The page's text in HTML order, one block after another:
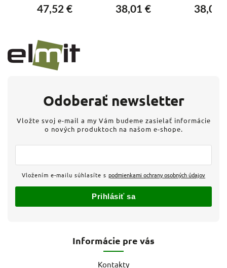
bezdrôtové relé do
47,52 € 38,01 € 38,01
Informácie pre vás
Kontakty
Odoberať newsletter
Vložte svoj e-mail a my Vám budeme zasielať informácie
o nových produktoch na našom e-shope.
Vložením e-mailu súhlasíte s podmienkami ochrany osobných údajov
Prihlásiť sa